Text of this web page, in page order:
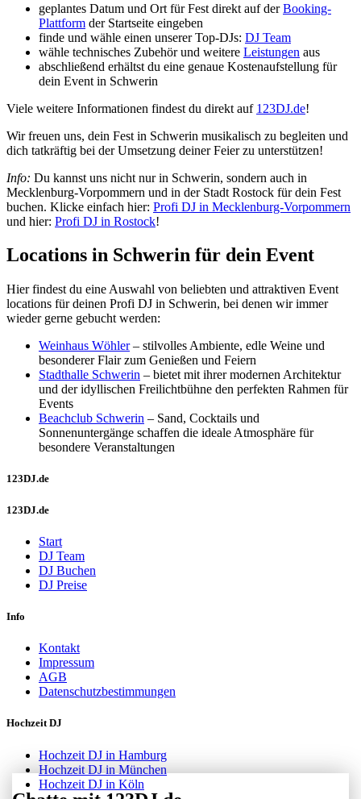
geplantes Datum und Ort für Fest direkt auf derBooking-
Plattform der Startseite eingeben
finde und wähle einen unserer Top-DJs: DJ Team
wähle technisches Zubehör und weitere Leistungen aus
abschließend erhältst du eine genaue Kostenaufstellung für
dein Event in Schwerin
Viele weitere Informationen findest du direkt auf 123DJ.de!
Wir freuen uns, dein Fest in Schwerin musikalisch zu begleiten und
dich tatkräftig bei der Umsetzung deiner Feier zu unterstützen!
Info: Du kannst uns nicht nur in Schwerin, sondern auch in
Mecklenburg-Vorpommern und in der Stadt Rostock für dein Fest
buchen. Klicke einfach hier: Profi DJ in Mecklenburg-Vorpommern
und hier: Profi DJ in Rostock!
Locations in Schwerin für dein Event
Hier findest du eine Auswahl von beliebten und attraktiven Event
locations für deinen Profi DJ in Schwerin, bei denen wir immer
wieder gerne gebucht werden:
Weinhaus Wöhler– stilvolles Ambiente, edle Weine und
besonderer Flair zum Genießen und Feiern
Stadthalle Schwerin – bietet mit ihrer modernen Architektur
und der idyllischen Freilichtbühne den perfekten Rahmen für
Events
Beachclub Schwerin – Sand, Cocktails und
Sonnenuntergänge schaffen die ideale Atmosphäre für
besondere Veranstaltungen
123DJ.de
123DJ.de
Start
DJ Team
DJ Buchen
DJ Preise
Info
Kontakt
Impressum
AGB
Datenschutzbestimmungen
Hochzeit DJ
Hochzeit DJ in Hamburg
Hochzeit DJ in München
Hochzeit DJ in Köln